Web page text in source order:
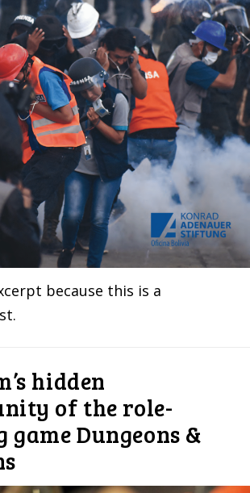
because this is a
hidden
of the role-
game Dungeons &